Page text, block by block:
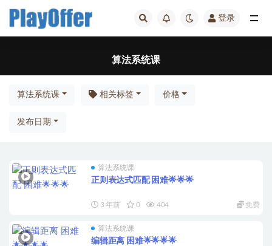
登录
算法系统课
算法系统课 相关标签 价格
发布日期
算法系统课
正则表达式匹配 困难🌟🌟🌟
3 年前 0 404 免费
算法系统课
编辑距离 困难🌟🌟🌟🌟